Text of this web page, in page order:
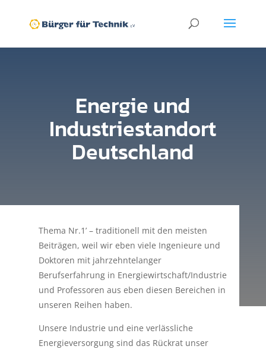
Energie und
Industriestandort
Deutschland
Thema Nr.1’ – traditionell mit den meisten
Beiträgen, weil wir eben viele Ingenieure und
Doktoren mit jahrzehntelanger
Berufserfahrung in Energiewirtschaft/Industrie
und Professoren aus eben diesen Bereichen in
unseren Reihen haben.
Unsere Industrie und eine verlässliche
Energieversorgung sind das Rückrat unser